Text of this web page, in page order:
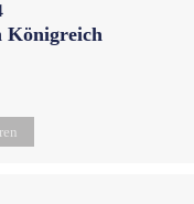
Königreich